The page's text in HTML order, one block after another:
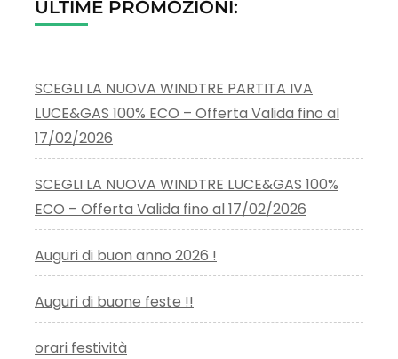
ULTIME PROMOZIONI:
SCEGLI LA NUOVA WINDTRE PARTITA IVA
LUCE&GAS 100% ECO – Offerta Valida fino al
17/02/2026
SCEGLI LA NUOVA WINDTRE LUCE&GAS 100%
ECO – Offerta Valida fino al 17/02/2026
Auguri di buon anno 2026 !
Auguri di buone feste !!
orari festività